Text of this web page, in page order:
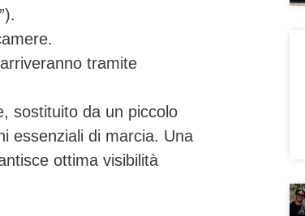
tramite
sostituito da un piccolo
essenziali di marcia. Una
ottima visibilità